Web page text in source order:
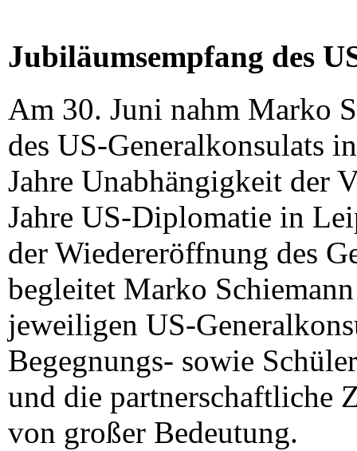
Jubiläumsempfang des
Am 30. Juni nahm Marko
des US-Generalkonsulats
Jahre Unabhängigkeit der
Jahre US-Diplomatie in
der Wiedereröffnung des
begleitet Marko
jeweiligen US-
Begegnungs- sowie
und die partnerschaftliche
von großer Bedeutung.